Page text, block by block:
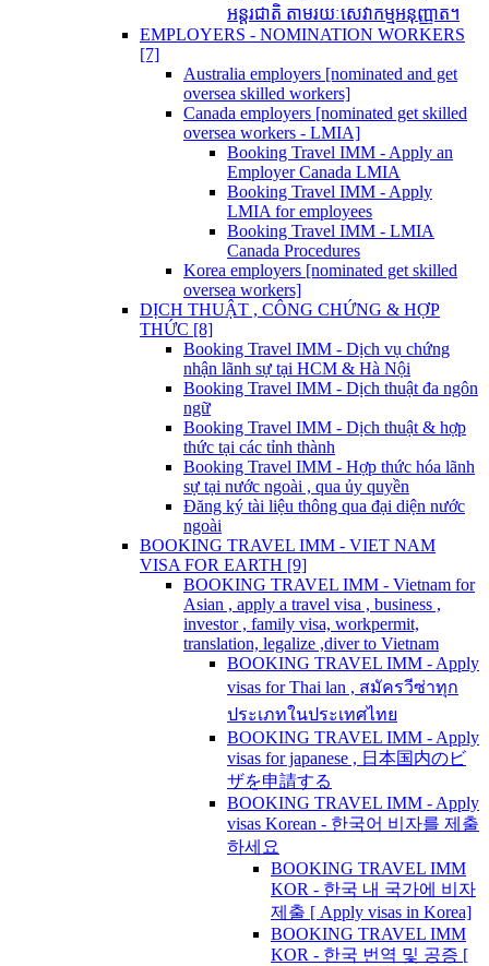
អន្តរជាតិ តាមរយៈសេវាកម្មអនុញ្ញាត។
EMPLOYERS - NOMINATION WORKERS
[7]
Australia employers [nominated and get
oversea skilled workers]
Canada employers [nominated get skilled
oversea workers - LMIA]
Booking Travel IMM - Apply an
Employer Canada LMIA
Booking Travel IMM - Apply
LMIA for employees
Booking Travel IMM - LMIA
Canada Procedures
Korea employers [nominated get skilled
oversea workers]
DỊCH THUẬT , CÔNG CHỨNG & HỢP
THỨC [8]
Booking Travel IMM - Dịch vụ chứng
nhận lãnh sự tại HCM & Hà Nội
Booking Travel IMM - Dịch thuật đa ngôn
ngữ
Booking Travel IMM - Dịch thuật & hợp
thức tại các tỉnh thành
Booking Travel IMM - Hợp thức hóa lãnh
sự tại nước ngoài , qua ủy quyền
Đăng ký tài liệu thông qua đại diện nước
ngoài
BOOKING TRAVEL IMM - VIET NAM
VISA FOR EARTH [9]
BOOKING TRAVEL IMM - Vietnam for
Asian , apply a travel visa , business ,
investor , family visa, workpermit,
translation, legalize ,diver to Vietnam
BOOKING TRAVEL IMM - Apply
visas for Thai lan , สมัครวีซ่าทุก
ประเภทในประเทศไทย
BOOKING TRAVEL IMM - Apply
visas for japanese , 日本国内のビ
ザを申請する
BOOKING TRAVEL IMM - Apply
visas Korean - 한국어 비자를 제출
하세요
BOOKING TRAVEL IMM
KOR - 한국 내 국가에 비자
제출 [ Apply visas in Korea]
BOOKING TRAVEL IMM
KOR - 한국 번역 및 공증 [